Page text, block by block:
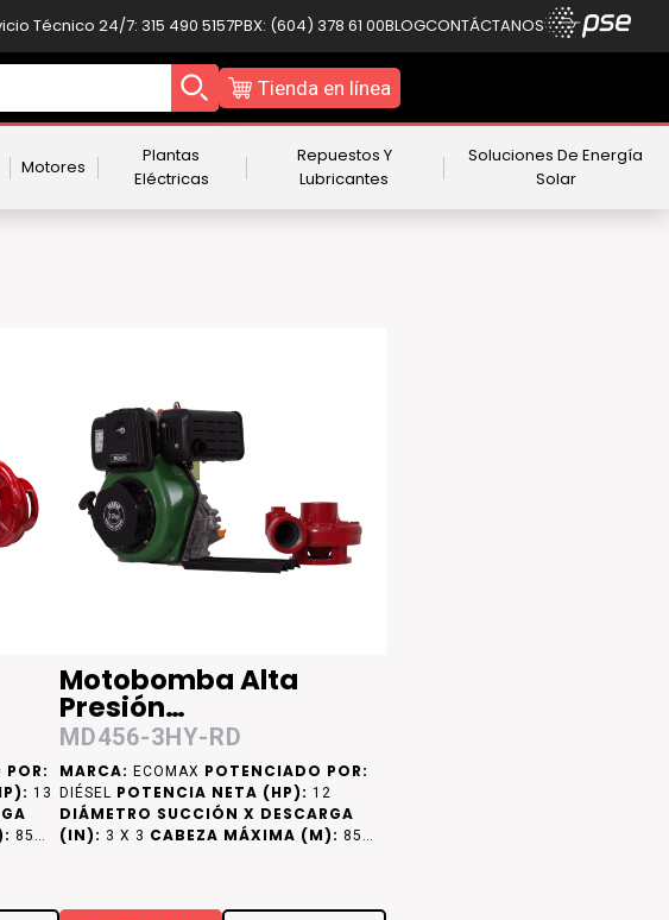
Técnico 24/7: 315 490 5157PBX: (604) 378 61 00BLOGCONTÁCTANOS
Tienda en línea
Motores
Plantas
Eléctricas
Repuestos Y
Lubricantes
Soluciones De Energía
Solar
POR:
13
85
Motobomba Alta
Presión
Desensamblada
MD456-3HY-RD
MARCA: ECOMAX POTENCIADO POR:
DIÉSEL POTENCIA NETA (HP): 12
DIÁMETRO SUCCIÓN X DESCARGA
(IN): 3 X 3 CABEZA MÁXIMA (M): 85